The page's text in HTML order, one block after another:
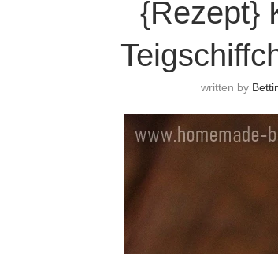
{Rezept}
written by